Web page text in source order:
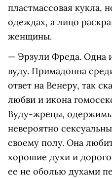
пластмассовая кукла,
одеждах, а лицо
женщины.
— Эрзули Фреда. Одна
вуду. Примадонна
ответ на Венеру, так
любви и икона
Вуду-жрецы,
невероятно
своему полу. Она
хорошие духи и
ее не оболью духами